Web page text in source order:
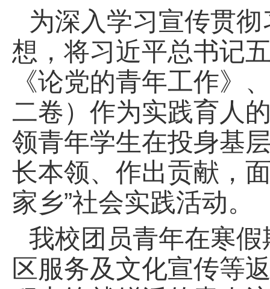
为深入学习宣传贯
想，将习近平总书记
《论党的青年工作》
二卷）作为实践育人
领青年学生在投身基
长本领、作出贡献，
家乡”社会实践活动。
我校团员青年在寒
区服务及文化宣传等